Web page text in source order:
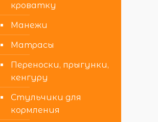
кроватку
Манежи
Матрасы
Переноски, прыгунки,
кенгуру
Стульчики для
кормления